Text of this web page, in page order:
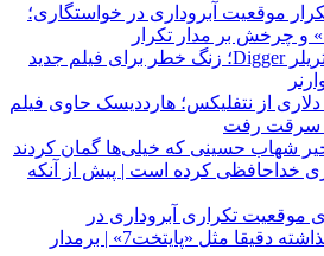
موقعیت آبروداری در خواستگاری؛
استقبال کم‌رمق از تریلر Digger؛ زنگ خطر برای فیلم جدید
میلیون دلاری از نتفلیکس؛ هارددیسک حاوی فیلم
سرقت رفت
شهاب حسینی که خیلی‌ها گمان کردند
خداحافظی کرده است | پیش از آنکه
تکراری آبروداری در
خواستگاری دست گذاشته دقیقا مثل «پایتخت7» | برمدار